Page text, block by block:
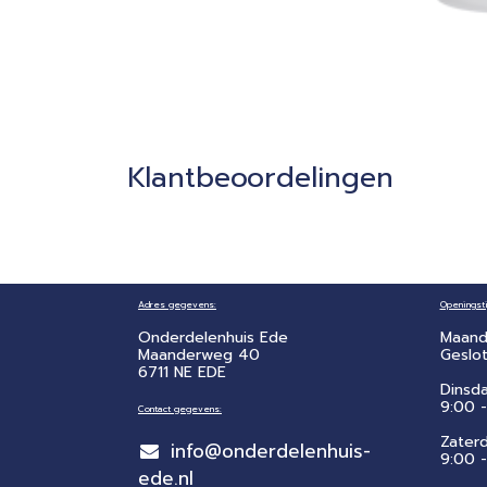
Klantbeoordelingen
Adres gegevens:
Onderdelenhuis Ede
Maanderweg 40
6711 NE EDE
Contact gegevens:
info@onderdelenhuis-
ede.nl
9:00
​9:00